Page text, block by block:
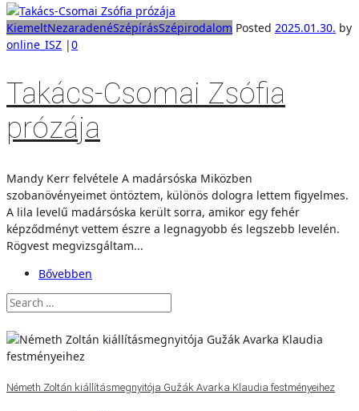
KiemeltNezaradenéSzépírásSzépirodalom Posted 2025.01.30. by
online_ISZ |0
Takács-Csomai Zsófia
prózája
Mandy Kerr felvétele A madársóska Miközben
szobanövényeimet öntöztem, különös dologra lettem figyelmes.
A lila levelű madársóska került sorra, amikor egy fehér
képződményt vettem észre a legnagyobb és legszebb levelén.
Rögvest megvizsgáltam...
Bővebben
Németh Zoltán kiállításmegnyitója Gužák Avarka Klaudia festményeihez